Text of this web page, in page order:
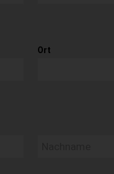
Ort